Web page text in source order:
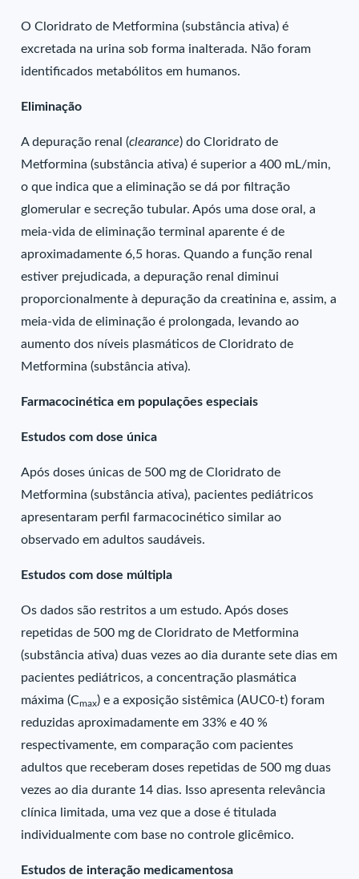
O Cloridrato de Metformina (substância ativa) é
excretada na urina sob forma inalterada. Não foram
identificados metabólitos em humanos.
Eliminação
A depuração renal (clearance) do Cloridrato de
Metformina (substância ativa) é superior a 400 mL/min,
o que indica que a eliminação se dá por filtração
glomerular e secreção tubular. Após uma dose oral, a
meia-vida de eliminação terminal aparente é de
aproximadamente 6,5 horas. Quando a função renal
estiver prejudicada, a depuração renal diminui
proporcionalmente à depuração da creatinina e, assim, a
meia-vida de eliminação é prolongada, levando ao
aumento dos níveis plasmáticos de Cloridrato de
Metformina (substância ativa).
Farmacocinética em populações especiais
Estudos com dose única
Após doses únicas de 500 mg de Cloridrato de
Metformina (substância ativa), pacientes pediátricos
apresentaram perfil farmacocinético similar ao
observado em adultos saudáveis.
Estudos com dose múltipla
Os dados são restritos a um estudo. Após doses
repetidas de 500 mg de Cloridrato de Metformina
(substância ativa) duas vezes ao dia durante sete dias em
pacientes pediátricos, a concentração plasmática
máxima (Cmax) e a exposição sistêmica (AUC0-t) foram
reduzidas aproximadamente em 33% e 40 %
respectivamente, em comparação com pacientes
adultos que receberam doses repetidas de 500 mg duas
vezes ao dia durante 14 dias. Isso apresenta relevância
clínica limitada, uma vez que a dose é titulada
individualmente com base no controle glicêmico.
Estudos de interação medicamentosa